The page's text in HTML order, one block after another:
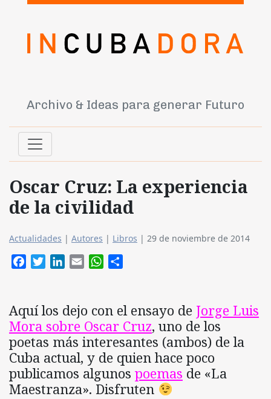
Archivo & Ideas para generar Futuro
Oscar Cruz: La experiencia
de la civilidad
Actualidades | Autores | Libros | 29 de noviembre de 2014
FacebookTwitterLinkedIn
Email WhatsApp
Aquí los dejo con el ensayo de Jorge Luis
Mora sobre Oscar Cruz, uno de los
poetas más interesantes (ambos) de la
Cuba actual, y de quien hace poco
publicamos algunos poemas de «La
Maestranza». Disfruten